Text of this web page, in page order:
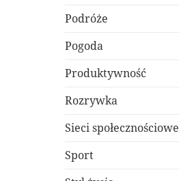
Podróże
Pogoda
Produktywność
Rozrywka
Sieci społecznościowe
Sport